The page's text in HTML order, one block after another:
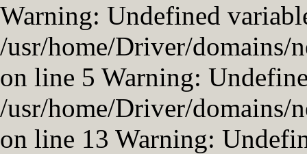
Warning: Undefined
/usr/home/Driver/domains/
on line 5 Warning:
/usr/home/Driver/domains/
on line 13 Warning: